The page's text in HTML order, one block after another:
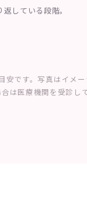
している段階。
安です。写真はイメ
は医療機関を受診し